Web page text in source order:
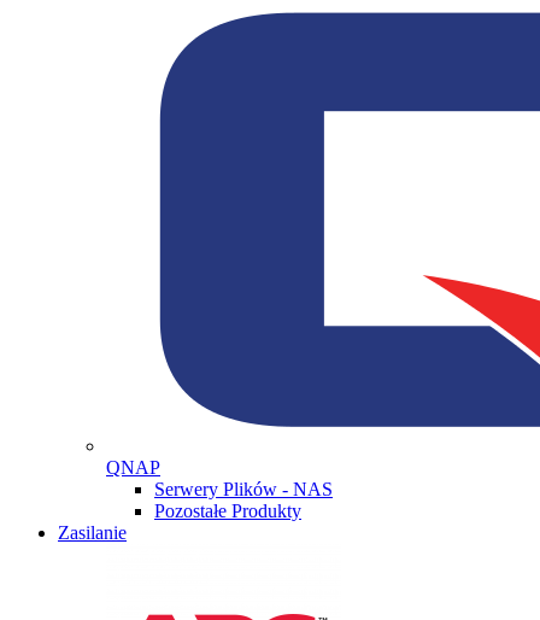
QNAP
Serwery Plików - NAS
Pozostałe Produkty
Zasilanie